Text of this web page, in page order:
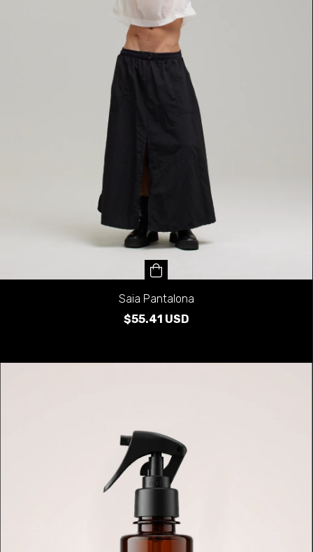
Saia Pantalona
$55.41 USD